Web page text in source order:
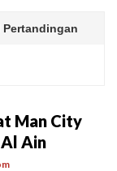
Pertandingan
Man City
Ain